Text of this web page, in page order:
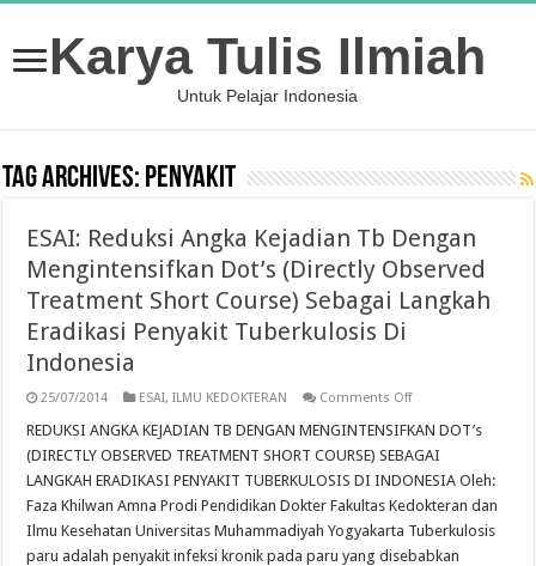
Karya Tulis Ilmiah
Untuk Pelajar Indonesia
Tag Archives: Penyakit
ESAI: Reduksi Angka Kejadian Tb Dengan
Mengintensifkan Dot’s (Directly Observed
Treatment Short Course) Sebagai Langkah
Eradikasi Penyakit Tuberkulosis Di
Indonesia
25/07/2014 ESAI,ILMU KEDOKTERAN Comments Offon
Reduksi
Kejadian
Tb
Dengan
Mengintensifkan
Dot’s
(Directly
Observed
REDUKSI ANGKA KEJADIAN TB DENGAN MENGINTENSIFKAN DOT’s
(DIRECTLY OBSERVED TREATMENT SHORT COURSE) SEBAGAI
LANGKAH ERADIKASI PENYAKIT TUBERKULOSIS DI INDONESIA Oleh:
Faza Khilwan Amna Prodi Pendidikan Dokter Fakultas Kedokteran dan
Ilmu Kesehatan Universitas Muhammadiyah Yogyakarta Tuberkulosis
paru adalah penyakit infeksi kronik pada paru yang disebabkan